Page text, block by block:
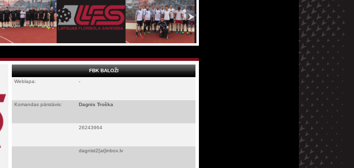
FBK BALOŽI
Weblapa:
-
Komandas pārstāvis: Dagnis Troška
26243964
dagnist2[at]inbox.lv